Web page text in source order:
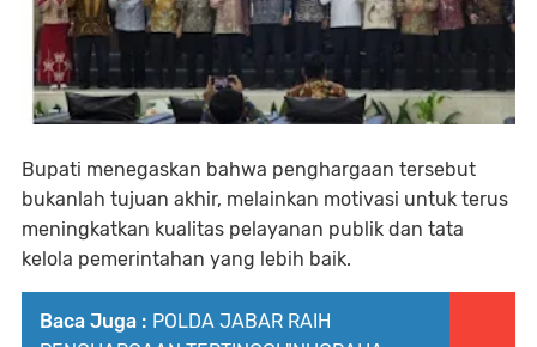
Bupati menegaskan bahwa penghargaan tersebut
bukanlah tujuan akhir, melainkan motivasi untuk terus
meningkatkan kualitas pelayanan publik dan tata
kelola pemerintahan yang lebih baik.
Baca Juga : POLDA JABAR RAIH